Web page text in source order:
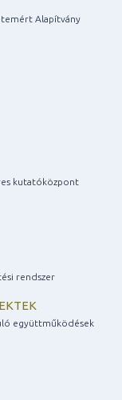
Alapítvány
kutatóközpont
rendszer
együttműködések